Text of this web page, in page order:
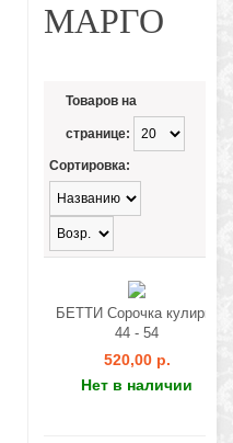
МАРГО
Товаров на
странице:
Сортировка:
БЕТТИ Сорочка кулирка
44 - 54
520,00 р.
Нет в наличии